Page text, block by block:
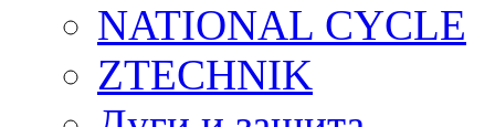
NATIONAL CYCLE
ZTECHNIK